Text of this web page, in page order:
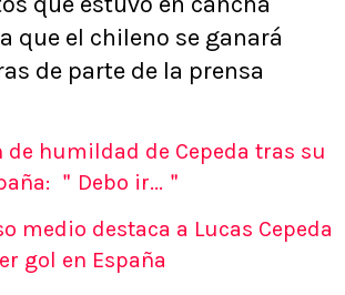
que el chileno se ganará
de parte de la prensa
de humildad de Cepeda tras su
＂Debo ir...＂
medio destaca a Lucas Cepeda
gol en España